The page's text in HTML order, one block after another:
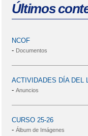
Últimos
NCOF
- Documentos
ACTIVIDADES DÍA DEL
- Anuncios
CURSO 25-26
- Álbum de Imágenes